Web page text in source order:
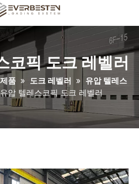
코픽 도크 레벨러
제품 » 도크 레벨러 » 유압 텔레스
유압 텔레스코픽 도크 레벨러